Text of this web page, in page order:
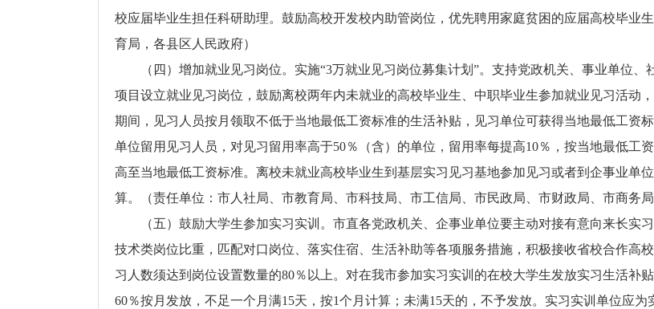
校应届毕业生担任科研助理。鼓励高校开发校内助管岗位，优先聘用家庭贫困的应届高校毕业
育局，各县区人民政府）
（四）增加就业见习岗位。实施“3万就业见习岗位募集计划”。支持党政机关、事业单位
项目设立就业见习岗位，鼓励离校两年内未就业的高校毕业生、中职毕业生参加就业见习活动
期间，见习人员按月领取不低于当地最低工资标准的生活补贴，见习单位可获得当地最低工资
单位留用见习人员，对见习留用率高于50％（含）的单位，留用率每提高10％，按当地最低工
高至当地最低工资标准。离校未就业高校毕业生到基层实习见习基地参加见习或者到企事业单
算。（责任单位：市人社局、市教育局、市科技局、市工信局、市民政局、市财政局、市商务局
（五）鼓励大学生参加实习实训。市直各党政机关、企事业单位要主动对接有意向来长实
技术类岗位比重，匹配对口岗位、落实住宿、生活补助等各项服务措施，积极接收省校合作高
习人数须达到岗位设置数量的80％以上。对在我市参加实习实训的在校大学生发放实习生活补
60％按月发放，不足一个月满15天，按1个月计算；未满15天的，不予发放。实习实训单位应